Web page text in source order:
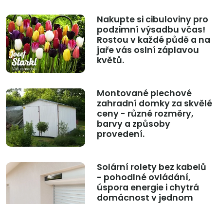
Nakupte si cibuloviny pro
podzimní výsadbu včas!
Rostou v každé půdě a na
jaře vás oslní záplavou
květů.
Montované plechové
zahradní domky za skvělé
ceny - různé rozměry,
barvy a způsoby
provedení.
Solární rolety bez kabelů
- pohodlné ovládání,
úspora energie i chytrá
domácnost v jednom